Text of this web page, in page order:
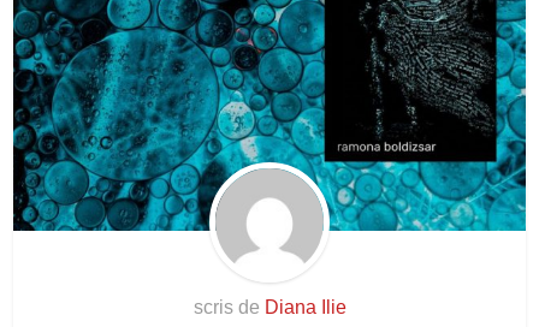
scris de Diana Ilie